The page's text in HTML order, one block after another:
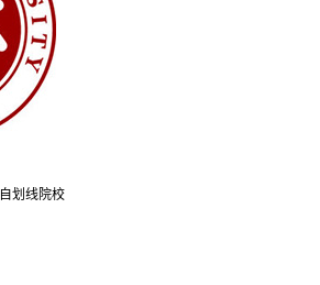
自划线院校